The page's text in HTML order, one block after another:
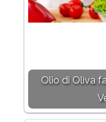
Olio di Oliva